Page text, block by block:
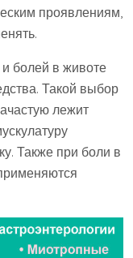
проявлениям,
болей в животе
Такой выбор
лежит
Также при боли в